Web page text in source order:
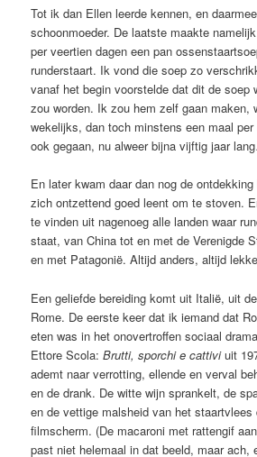
Tot ik dan Ellen leerde kennen, en
schoonmoeder. De laatste maakte
per veertien dagen een pan
runderstaart. Ik vond die soep zo
vanaf het begin voorstelde dat dit de soep
zou worden. Ik zou hem zelf gaan maken,
wekelijks, dan toch minstens een maal
ook gegaan, nu alweer bijna vijftig jaar
En later kwam daar dan nog de
zich ontzettend goed leent om te stoven.
te vinden uit nagenoeg alle landen waar
staat, van China tot en met de Verenigde
en met Patagonië. Altijd anders, altijd
Een geliefde bereiding komt uit Italië, uit
Rome. De eerste keer dat ik iemand dat
eten was in het onovertroffen sociaal
Ettore Scola:Brutti, sporchi e cattiviuit
ademt naar verrotting, ellende en verval
en de drank. De witte wijn sprankelt, de
en de vettige malsheid van het staartvlees
filmscherm. (De macaroni met rattengif
past niet helemaal in dat beeld, maar ach,